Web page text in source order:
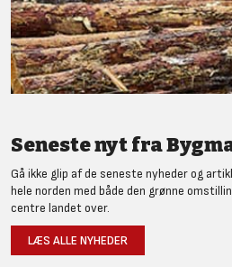
Seneste nyt fra
Gå ikke glip af de seneste nyheder og
hele norden med både den grønne
centre landet over.
LÆS ALLE NYHEDER